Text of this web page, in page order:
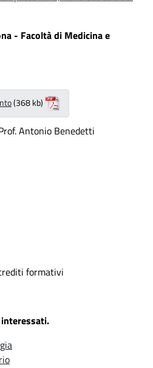
- Facoltà di Medicina e
(368 kb)
Antonio Benedetti
formativi